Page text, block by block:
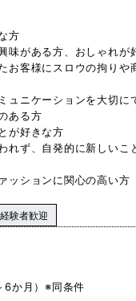
方
味がある方、おしゃれが
お客様にスロウの拘りや
ュニケーションを大切に
ある方
が好きな方
れず、自発的に新しいこ
ッションに関心の高い方
験者歓迎
6か月）※同条件